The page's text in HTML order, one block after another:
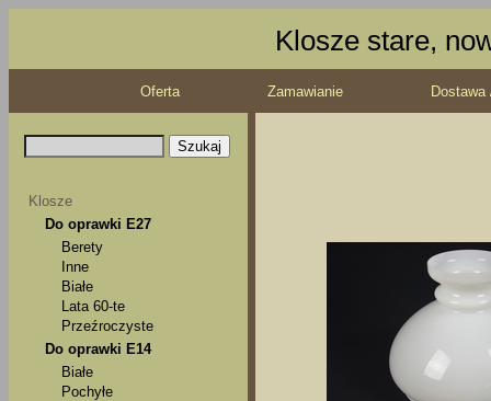
Klosze stare,
Oferta Zamawianie
Klosze
Do oprawki E27
Berety
Inne
Białe
Lata 60-te
Przeźroczyste
Do oprawki E14
Białe
Pochyłe